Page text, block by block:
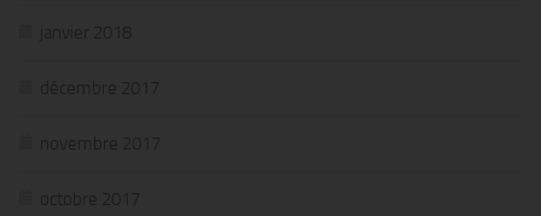
janvier 2018
décembre 2017
novembre 2017
octobre 2017